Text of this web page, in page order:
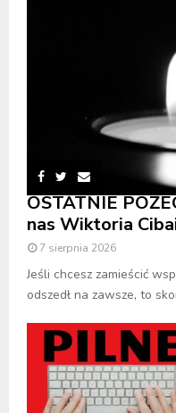
OSTATNIE
nas Wiktoria
7 sierpnia 2026
Jeśli chcesz zamieścić
odszedł na zawsze, to